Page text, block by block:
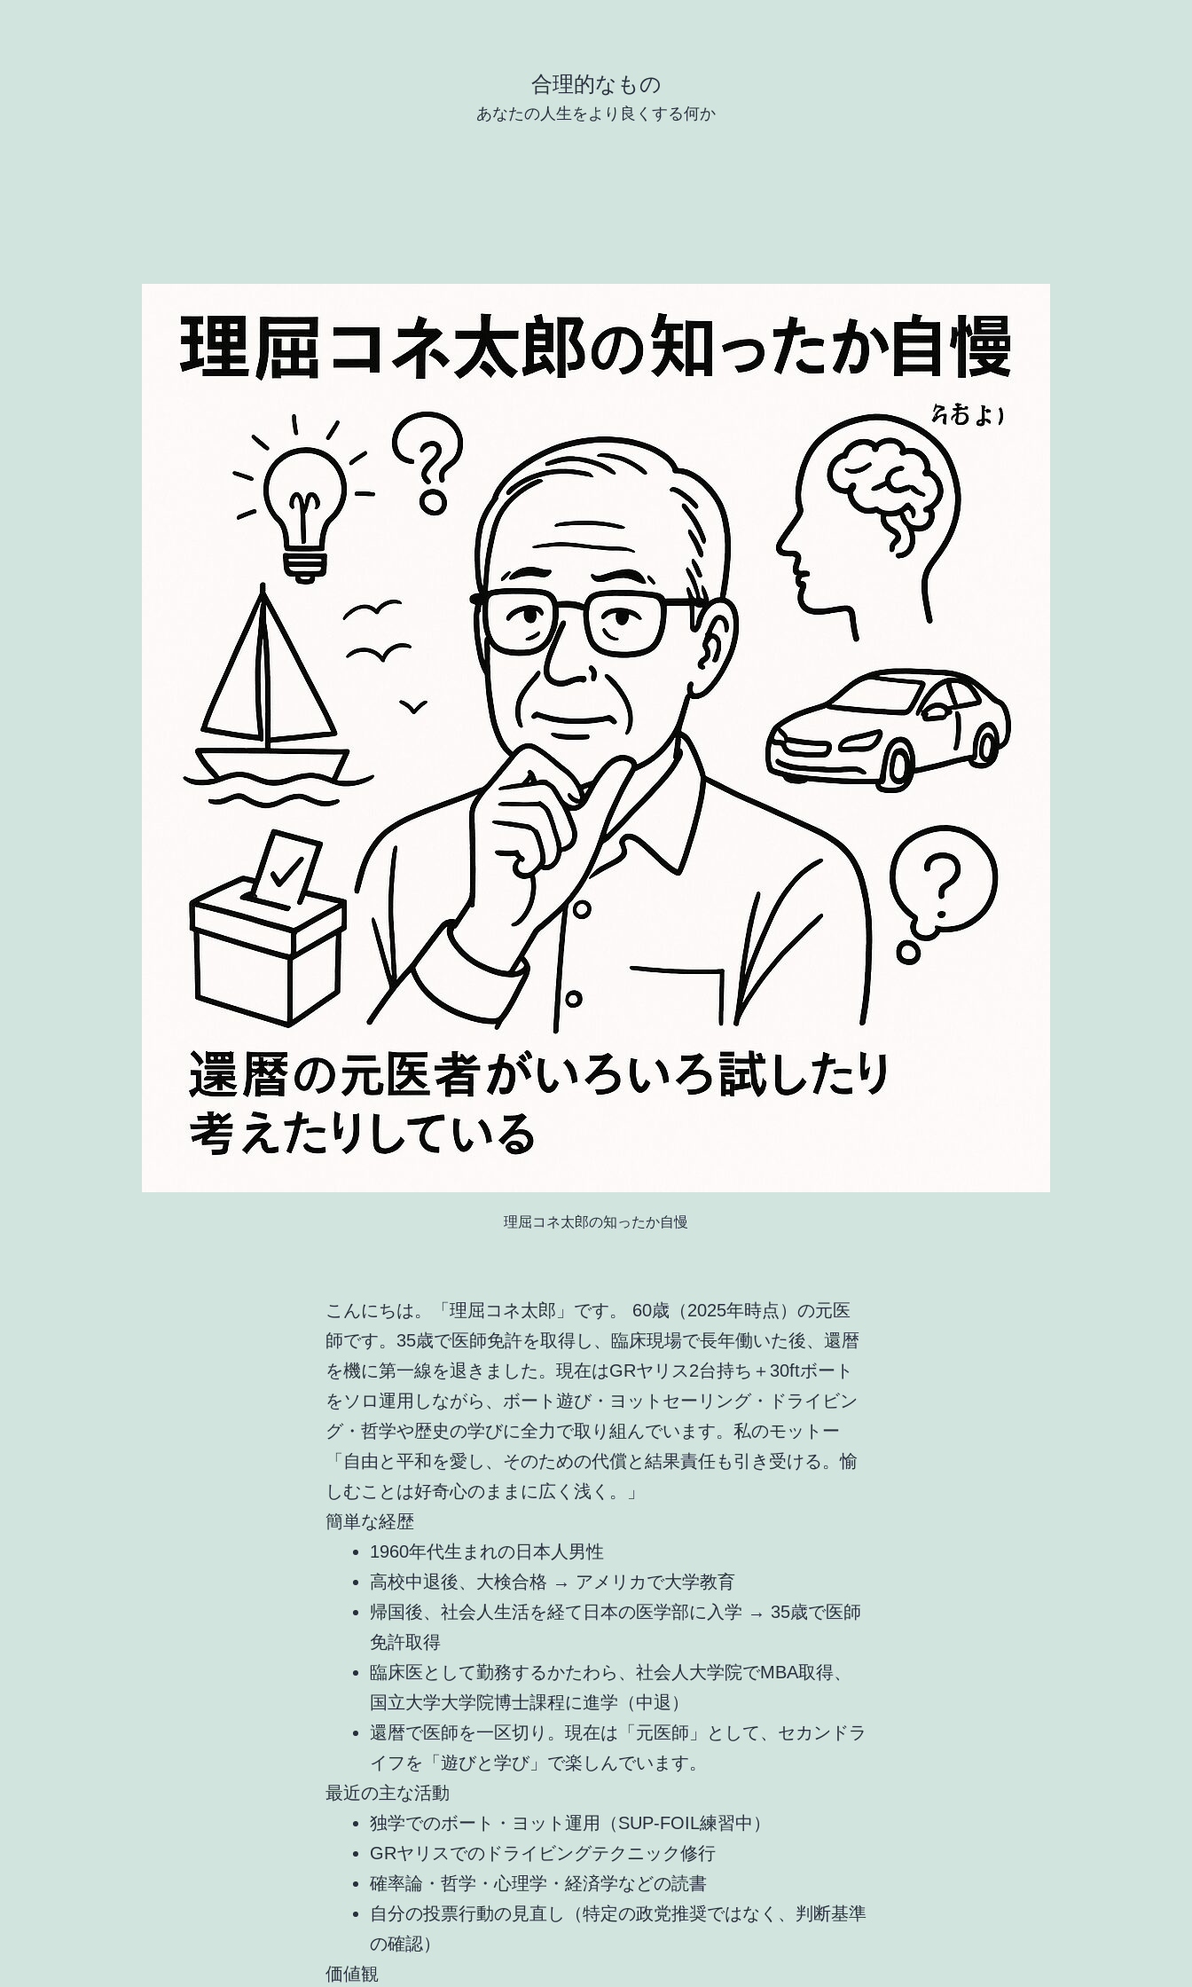
合理的なもの
あなたの人生をより良くする何か
理屈コネ太郎の知ったか自慢
こんにちは。「理屈コネ太郎」です。 60歳（2025年時点）の元医
師です。35歳で医師免許を取得し、臨床現場で長年働いた後、還暦
を機に第一線を退きました。現在はGRヤリス2台持ち＋30ftボート
をソロ運用 しながら、ボート遊び・ヨットセーリング・ドライビン
グ・哲学や歴史の学びに全力で取り組んでいます。 私のモットー
「自由と平和を愛し、そのための代償と結果責任も引き受ける。愉
しむことは好奇心のままに広く浅く。」
簡単な経歴
1960年代生まれの日本人男性
高校中退後、大検合格 → アメリカで大学教育
帰国後、社会人生活を経て日本の医学部に入学 → 35歳で医師
免許取得
臨床医として勤務するかたわら、社会人大学院でMBA取得、
国立大学大学院博士課程に進学（中退）
還暦で医師を一区切り。現在は「元医師」として、セカンドラ
イフを「遊びと学び」で楽しんでいます。
最近の主な活動
独学でのボート・ヨット運用（SUP-FOIL練習中）
GRヤリスでのドライビングテクニック修行
確率論・哲学・心理学・経済学などの読書
自分の投票行動の見直し（特定の政党推奨ではなく、判断基準
の確認）
価値観